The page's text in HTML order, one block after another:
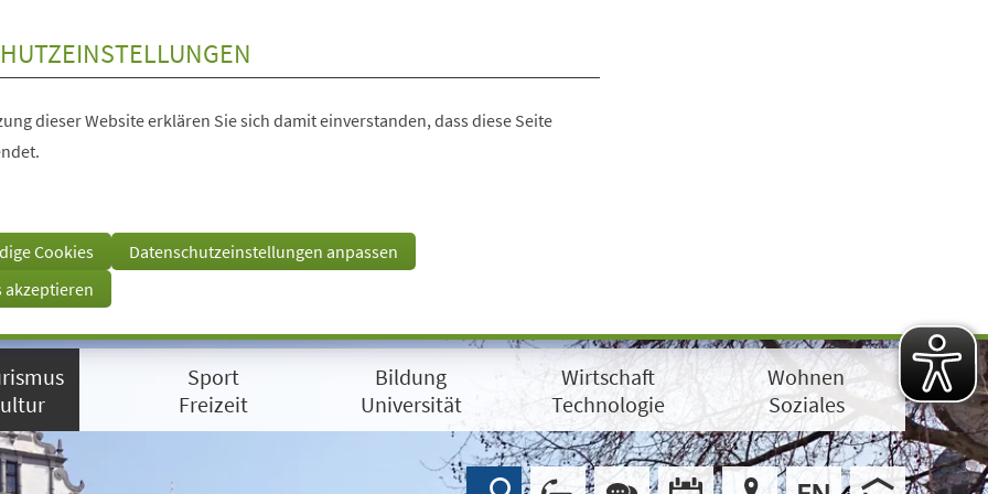
dieser Website erklären Sie sich damit einverstanden, dass diese Seite
Cookies
Datenschutzeinstellungen anpassen
akzeptieren
Sport
Freizeit
Bildung
Universität
Wirtschaft
Technologie
Wohnen
Soziales